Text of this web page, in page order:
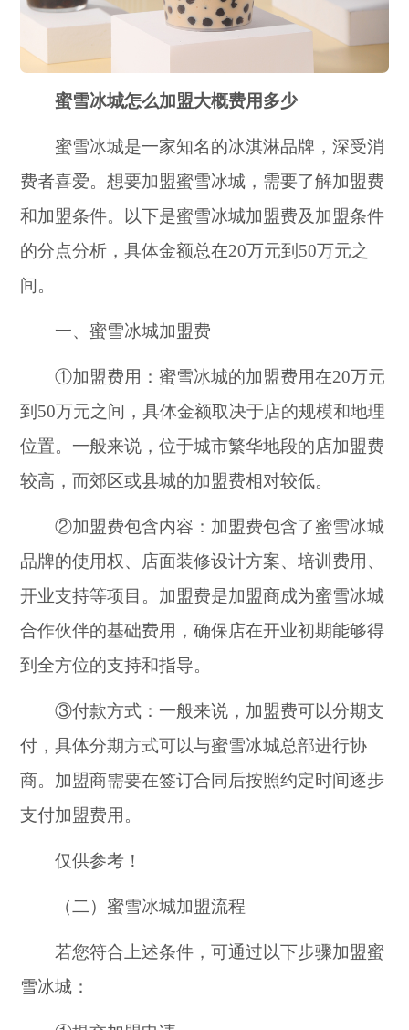
蜜雪冰城怎么加盟大概费用多少
蜜雪冰城是一家知名的冰淇淋品牌，深受消
费者喜爱。想要加盟蜜雪冰城，需要了解加盟费
和加盟条件。以下是蜜雪冰城加盟费及加盟条件
的分点分析，具体金额总在20万元到50万元之
间。
一、蜜雪冰城加盟费
①加盟费用：蜜雪冰城的加盟费用在20万元
到50万元之间，具体金额取决于店的规模和地理
位置。一般来说，位于城市繁华地段的店加盟费
较高，而郊区或县城的加盟费相对较低。
②加盟费包含内容：加盟费包含了蜜雪冰城
品牌的使用权、店面装修设计方案、培训费用、
开业支持等项目。加盟费是加盟商成为蜜雪冰城
合作伙伴的基础费用，确保店在开业初期能够得
到全方位的支持和指导。
③付款方式：一般来说，加盟费可以分期支
付，具体分期方式可以与蜜雪冰城总部进行协
商。加盟商需要在签订合同后按照约定时间逐步
支付加盟费用。
仅供参考！
（二）蜜雪冰城加盟流程
若您符合上述条件，可通过以下步骤加盟蜜
雪冰城：